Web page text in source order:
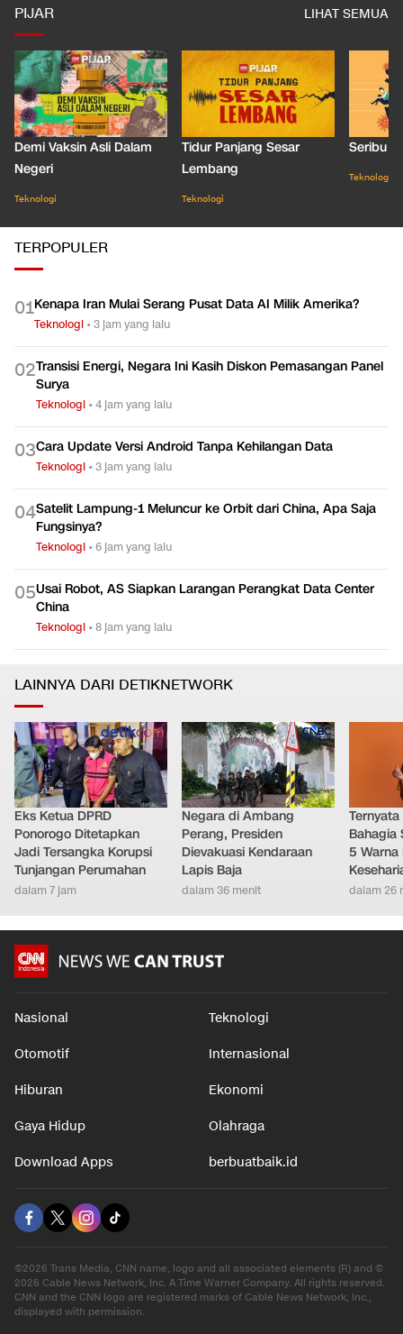
PIJAR LIHAT SEMUA
Demi Vaksin Asli Dalam
Negeri
Teknologi
Tidur Panjang Sesar
Lembang
Teknologi
Seribu
Teknologi
TERPOPULER
01Kenapa Iran Mulai Serang Pusat Data AI Milik Amerika?
Teknologi •3 jam yang lalu
02Transisi Energi, Negara Ini Kasih Diskon Pemasangan Panel
Surya
Teknologi •4 jam yang lalu
03Cara Update Versi Android Tanpa Kehilangan Data
Teknologi •3 jam yang lalu
04Satelit Lampung-1 Meluncur ke Orbit dari China, Apa Saja
Fungsinya?
Teknologi •6 jam yang lalu
05Usai Robot, AS Siapkan Larangan Perangkat Data Center
China
Teknologi •8 jam yang lalu
LAINNYA DARI DETIKNETWORK
Eks Ketua DPRD
Ponorogo Ditetapkan
Jadi Tersangka Korupsi
Tunjangan Perumahan
dalam 7 jam
Negara di Ambang
Perang, Presiden
Dievakuasi Kendaraan
Lapis Baja
dalam 36 menit
Bahagia
5
dalam 26
Nasional Teknologi
Otomotif Internasional
Hiburan Ekonomi
Gaya Hidup Olahraga
Download Apps berbuatbaik.id
©2026 Trans Media, CNN name, logo and all associated elements (R) and ©
2026 Cable News Network, Inc. A Time Warner Company. All rights reserved.
CNN and the CNN logo are registered marks of Cable News Network, Inc.,
displayed with permission.